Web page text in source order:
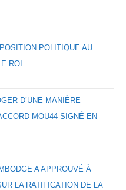
POLITIQUE AU
ROI
D’UNE MANIÈRE
MOU44 SIGNÉ EN
A APPROUVÉ À
LA RATIFICATION DE LA